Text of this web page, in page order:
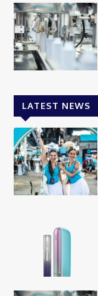
LATEST NEWS